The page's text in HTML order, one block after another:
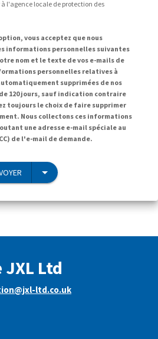
l'agence locale de protection des
vous acceptez que nous
informations personnelles suivantes
nom et le texte de vos e-mails de
personnelles relatives à
supprimées de nos
120 jours, sauf indication contraire
toujours le choix de faire supprimer
Nous collectons ces informations
une adresse e-mail spéciale au
de l'e-mail de demande.
Ltd
ltd.co.uk